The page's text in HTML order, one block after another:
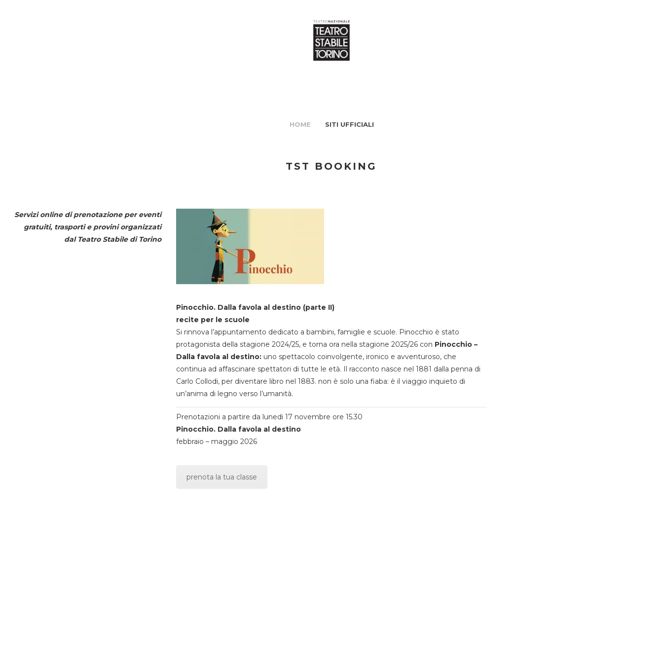
HOME SITI UFFICIALI
TST BOOKING
Servizi online di prenotazione per eventi
gratuiti, trasporti e provini organizzati
dal Teatro Stabile di Torino
Pinocchio. Dalla favola al destino (parte II)
recite per le scuole
Si rinnova l’appuntamento dedicato a bambini, famiglie e scuole. Pinocchio è stato
protagonista della stagione 2024/25, e torna ora nella stagione 2025/26 con Pinocchio –
Dalla favola al destino:uno spettacolo coinvolgente, ironico e avventuroso, che
continua ad affascinare spettatori di tutte le età. Il racconto nasce nel 1881 dalla penna di
Carlo Collodi, per diventare libro nel 1883. non è solo una fiaba: è il viaggio inquieto di
un’anima di legno verso l’umanità.
Prenotazioni a partire da lunedi 17 novembre ore 15.30
Pinocchio. Dalla favola al destino
febbraio – maggio 2026
prenota la tua classe